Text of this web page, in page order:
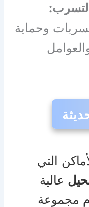
وحماية
التي
عالية
مجموعة